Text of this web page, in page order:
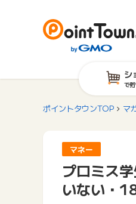
シ
で
ポイントタウンTOP マ
マネー
プロミス
いない・